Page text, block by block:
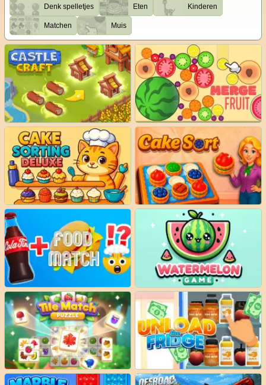
Denk spelletjes Eten Kinderen
Matchen Muis